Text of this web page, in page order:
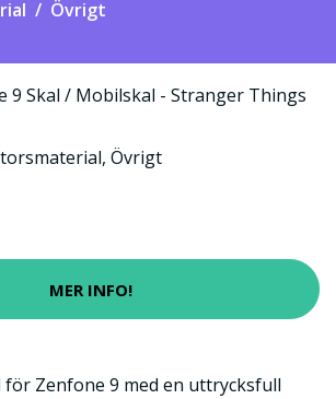
Övrigt
, Övrigt
MER INFO!
för Zenfone 9 med en uttrycksfull